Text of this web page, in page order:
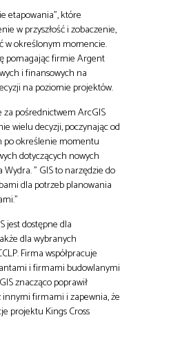
etapowania”, które
w przyszłość i zobaczenie,
w określonym momencie.
pomagając firmie Argent
i finansowych na
na poziomie projektów.
za pośrednictwem ArcGIS
wielu decyzji, poczynając od
po określenie momentu
dotyczących nowych
” GIS to narzędzie do
dla potrzeb planowania
jest dostępne dla
dla wybranych
Firma współpracuje
i firmami budowlanymi
znacząco poprawił
innymi firmami i zapewnia, że
projektu Kings Cross